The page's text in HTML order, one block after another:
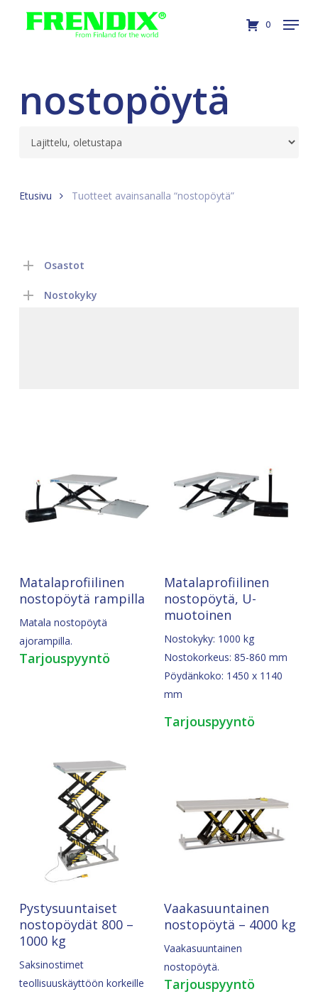
0 Menu
nostopöytä
Etusivu Tuotteet avainsanalla “nostopöytä”
Osastot
Nostokyky
Pyydä Tarjous
Matalaprofiilinen
nostopöytä rampilla
Matala nostopöytä
ajorampilla.
Tarjouspyyntö
Pyydä Tarjous
Matalaprofiilinen
nostopöytä, U-
muotoinen
Nostokyky: 1000 kg
Nostokorkeus: 85-860 mm
Pöydänkoko: 1450 x 1140
mm
Tarjouspyyntö
Valitse Vaihtoehdoista
Pystysuuntaiset
nostopöydät 800 –
1000 kg
Saksinostimet
teollisuuskäyttöön korkeille
Pyydä Tarjous
Vaakasuuntainen
nostopöytä – 4000 kg
Vaakasuuntainen
nostopöytä.
Tarjouspyyntö